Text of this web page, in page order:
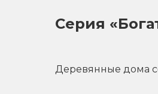
Серия
Деревянные дома